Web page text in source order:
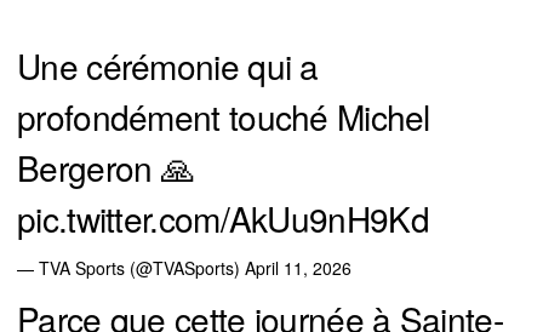
Une cérémonie qui a
profondément touché Michel
Bergeron 🙏
pic.twitter.com/AkUu9nH9Kd
— TVA Sports (@TVASports) April 11, 2026
Parce que cette journée à Sainte-